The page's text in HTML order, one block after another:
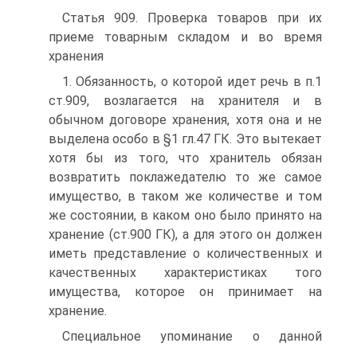
Статья 909. Проверка товаров при их
приеме товарным складом и во время
хранения
1. Обязанность, о которой идет речь в п.1
ст.909, возлагается на хранителя и в
обычном договоре хранения, хотя она и не
выделена особо в §1 гл.47 ГК. Это вытекает
хотя бы из того, что хранитель обязан
возвратить поклажедателю то же самое
имущество, в таком же количестве и том
же состоянии, в каком оно было принято на
хранение (ст.900 ГК), а для этого он должен
иметь представление о количественных и
качественных характеристиках того
имущества, которое он принимает на
хранение.
Специальное упоминание о данной